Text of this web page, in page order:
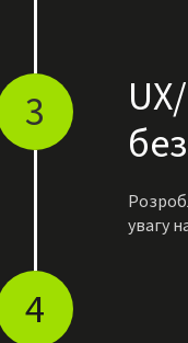
3
увагу
4